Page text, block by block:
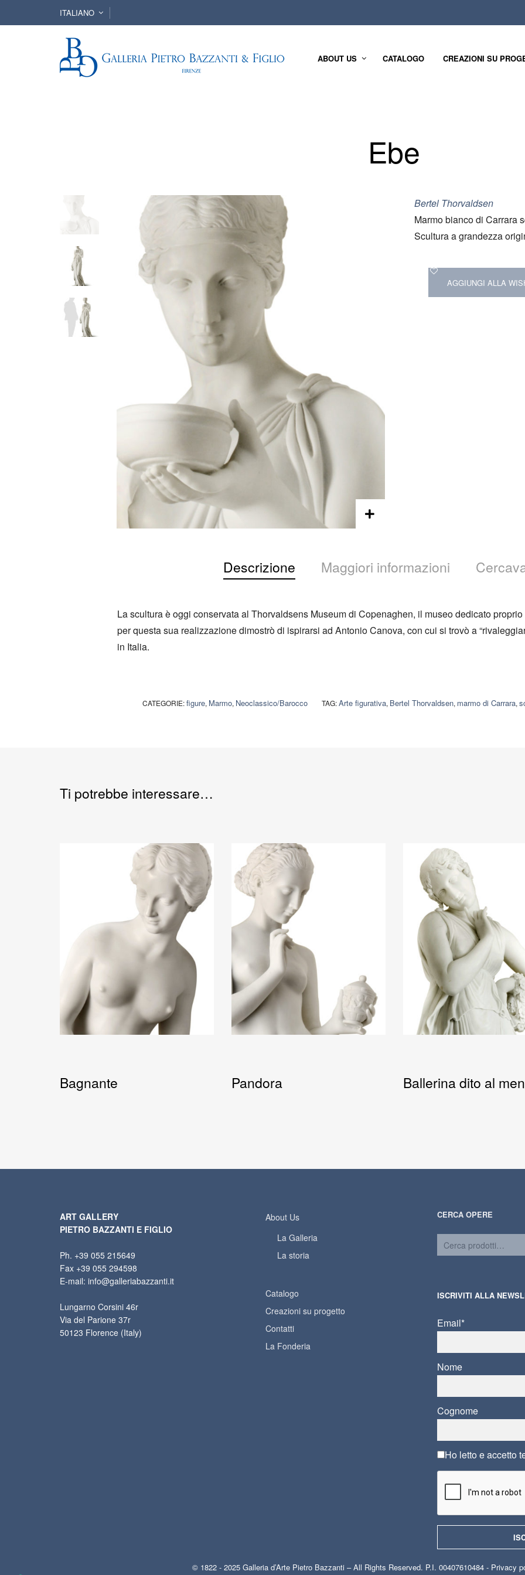
ITALIANO
ABOUT US CATALOGO CREAZIONI SU
Ebe
Bertel Thorvaldsen
Marmo bianco di Carrara
Scultura a grandezza
AGGIUNGI ALLA
Descrizione Maggiori informazioni
La scultura è oggi conservata al Thorvaldsens Museum di Copenaghen, il museo dedicato
per questa sua realizzazione dimostrò di ispirarsi ad Antonio Canova, con cui si trovò a
in Italia.
CATEGORIE:figure, Marmo, Neoclassico/Barocco TAG:Arte figurativa, Bertel Thorvaldsen, marmo di Carrara,
Ti potrebbe interessare…
Bagnante Pandora Ballerina dito al
ART GALLERY
PIETRO BAZZANTI E FIGLIO
Ph. +39 055 215649
Fax +39 055 294598
E-mail: info@galleriabazzanti.it
Lungarno Corsini 46r
Via del Parione 37r
50123 Florence (Italy)
About Us
La Galleria
La storia
Catalogo
Creazioni su progetto
Contatti
La Fonderia
CERCA OPERE
ISCRIVITI ALLA
Email*
Nome
Cognome
Ho letto e accetto
© 1822 - 2025 Galleria d’Arte Pietro Bazzanti – All Rights Reserved. P.I. 00407610484 - Privacy